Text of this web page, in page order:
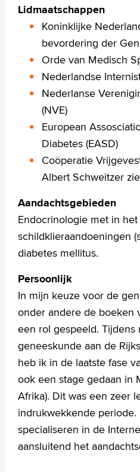
Français
Polski
Türkçe
Arabisch
Lidmaatschappen
Koninklijke
bevordering der
Orde van Medisch
Nederlandse
Nederlanse
(NVE)
European
Diabetes (EASD)
Coöperatie
Albert Schweitzer
Aandachtsgebieden
Endocrinologie met in
schildklieraandoeningen
diabetes mellitus.
Persoonlijk
In mijn keuze voor de
onder andere de boeken
een rol gespeeld. Tijdens
geneeskunde aan de
heb ik in de laatste fase
ook een stage gedaan in
Afrika). Dit was een zeer
indrukwekkende
specialiseren in de
aansluitend het